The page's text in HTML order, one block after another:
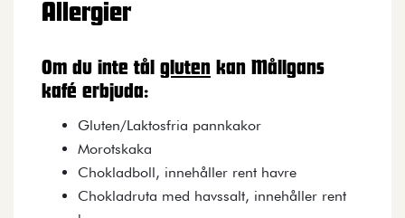
Allergier
Om du inte tål gluten kan Mållgans
kafé erbjuda:
Gluten/Laktosfria pannkakor
Morotskaka
Chokladboll, innehåller rent havre
Chokladruta med havssalt, innehåller rent